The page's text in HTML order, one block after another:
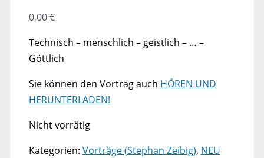
0,00€
Technisch – menschlich – geistlich – … –
Göttlich
Sie können den Vortrag auch HÖREN UND
HERUNTERLADEN!
Nicht vorrätig
Kategorien: Vorträge (Stephan Zeibig), NEU